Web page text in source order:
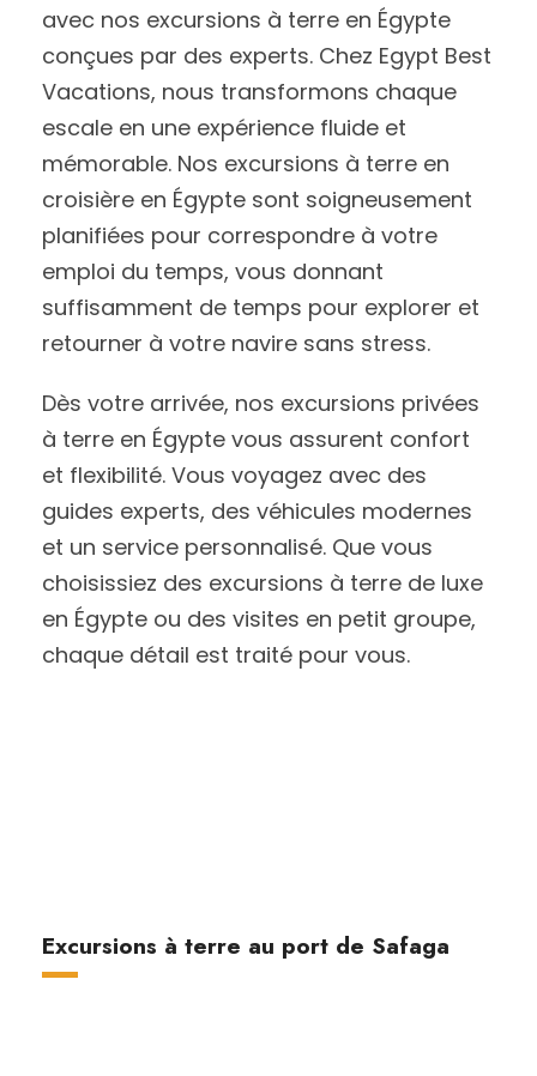
avec nos excursions à terre en Égypte
conçues par des experts. Chez Egypt Best
Vacations, nous transformons chaque
escale en une expérience fluide et
mémorable. Nos excursions à terre en
croisière en Égypte sont soigneusement
planifiées pour correspondre à votre
emploi du temps, vous donnant
suffisamment de temps pour explorer et
retourner à votre navire sans stress.
Dès votre arrivée, nos excursions privées
à terre en Égypte vous assurent confort
et flexibilité. Vous voyagez avec des
guides experts, des véhicules modernes
et un service personnalisé. Que vous
choisissiez des excursions à terre de luxe
en Égypte ou des visites en petit groupe,
chaque détail est traité pour vous.
Excursions à terre au port de Safaga